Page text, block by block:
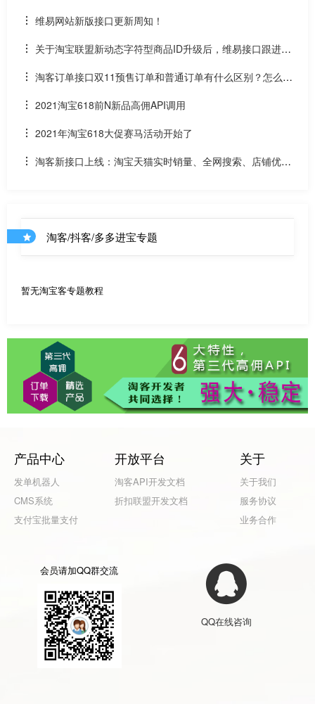
U找同款
维易网站新版接口更新周知！
关于淘宝联盟新动态字符型商品ID升级后，维易接口跟进情
况和API调用说明
淘客订单接口双11预售订单和普通订单有什么区别？怎么区
分是淘客双11预售订单是否已付尾款？预售中支付了定金的宝
贝该如何计算佣金
2021淘宝618前N新品高佣API调用
2021年淘宝618大促赛马活动开始了
淘客新接口上线：淘宝天猫实时销量、全网搜索、店铺优惠
淘客/抖客/多多进宝专题
暂无淘宝客专题教程
产品中心
发单机器人
CMS系统
支付宝批量支付
开放平台
淘客API开发文档
折扣联盟开发文档
关于
关于我们
服务协议
业务合作
会员请加QQ群交流
QQ在线咨询